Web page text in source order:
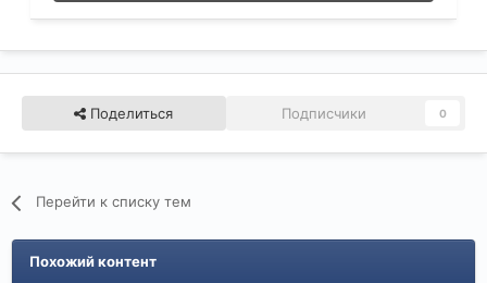
Поделиться Подписчики 0
Перейти к списку тем
Похожий контент